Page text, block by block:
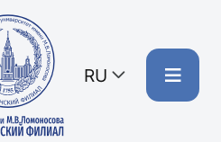
RU